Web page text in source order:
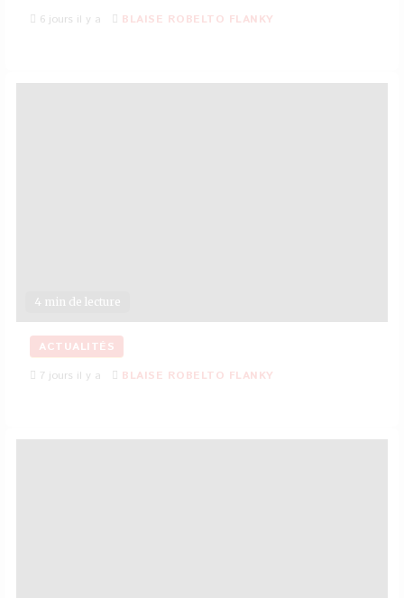
6 jours il y a BLAISE ROBELTO FLANKY
4 min de lecture
ACTUALITÉS
7 jours il y a
BLAISE ROBELTO FLANKY